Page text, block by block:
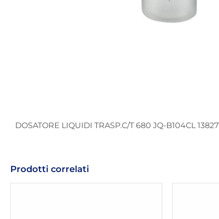
DOSATORE LIQUIDI TRASP.C/T 680 JQ-B104CL
Prodotti correlati